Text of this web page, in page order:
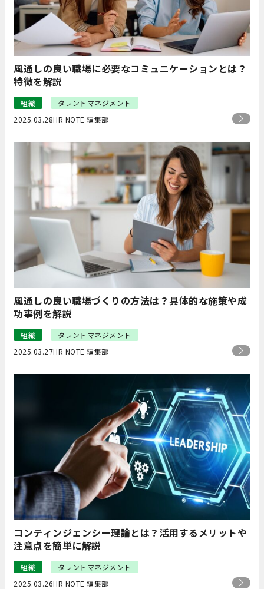
風通しの良い職場に必要なコミュニケーションとは？
特徴を解説
組織
タレントマネジメント
2025.03.28HR NOTE 編集部
風通しの良い職場づくりの方法は？具体的な施策や成
功事例を解説
組織
タレントマネジメント
2025.03.27HR NOTE 編集部
コンティンジェンシー理論とは？活用するメリットや
注意点を簡単に解説
組織
タレントマネジメント
2025.03.26HR NOTE 編集部